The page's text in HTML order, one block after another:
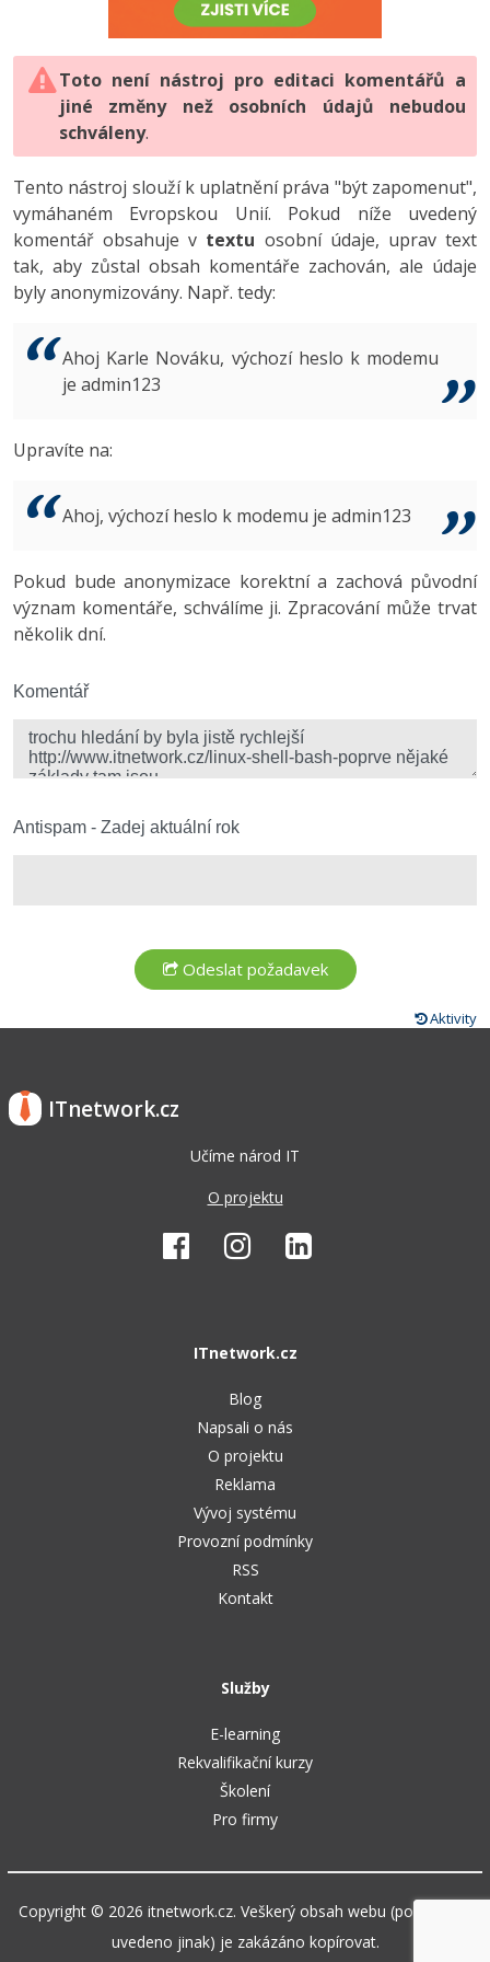
HTML5, CSS3, Bootstrap, SEO
SQL a databáze
Testování a verzování
UML a návrhové vzory
React
Spring
ASP.NET MVC
Best practices
PHP
JavaScript
Python
HTML / CSS
UML a návrhové vzory
MySQL/MariaDB
MS-SQL
Vývojář mobilních aplikací
C# Game developer
Tester
Systémový administrátor
3D grafik
Copywriter
WordPress specialista
-80%
JavaScript -80%
PHP -80%
Swift -80%
Kotlin -80%
VB.NET
Algoritmy -41%
Umělá inteligence (AI) -10%
Fórum
Digitální gramotnost
Marketing
WordPress
SEO
UX
Business
Copywriting
Windows
Kybernetická bezpečnost
Photoshop -80%
Adobe Illustrator -80%
Adobe Lightroom
Adobe XD
Adobe InDesign -25%
Adobe After Effects
Inkscape
Fórum
Toto není nástroj pro editaci komentářů a
jiné změny než osobních údajů nebudou
schváleny.
Tento nástroj slouží k uplatnění práva "být zapomenut",
vymáhaném Evropskou Unií. Pokud níže uvedený
komentář obsahuje v textu osobní údaje, uprav text
tak, aby zůstal obsah komentáře zachován, ale údaje
byly anonymizovány. Např. tedy:
Ahoj Karle Nováku, výchozí heslo k modemu
je admin123
Upravíte na:
Ahoj, výchozí heslo k modemu je admin123
Pokud bude anonymizace korektní a zachová původní
význam komentáře, schválíme ji. Zpracování může trvat
několik dní.
Komentář
Antispam - Zadej aktuální rok
Aktivity
ITnetwork.cz
Učíme národ IT
O projektu
ITnetwork.cz
Blog
Napsali o nás
O projektu
Reklama
Vývoj systému
Provozní podmínky
RSS
Kontakt
Služby
E-learning
Rekvalifikační kurzy
Školení
Pro firmy
Copyright © 2026 itnetwork.cz. Veškerý obsah webu (pokud není
uvedeno jinak) je zakázáno kopírovat.